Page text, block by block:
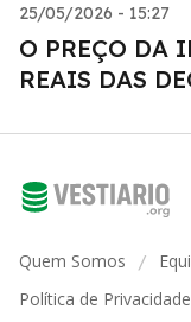
25/05/2026 - 15:27
O PREÇO DA
REAIS DAS
Quem Somos /
Política de Privacidade